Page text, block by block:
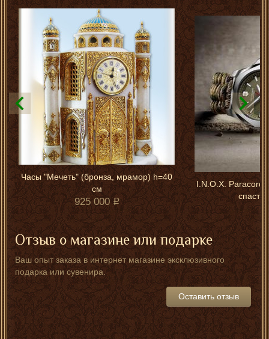
Часы "Мечеть" (бронза, мрамор) h=40
см
925 000
I.N.O.X. Paracord:
спасти
Отзыв о магазине или подарке
Ваш опыт заказа в интернет магазине эксклюзивного
подарка или сувенира.
Оставить отзыв